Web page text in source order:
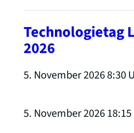
Technologietag
2026
5. November 2026 8:30
5. November 2026 18:15